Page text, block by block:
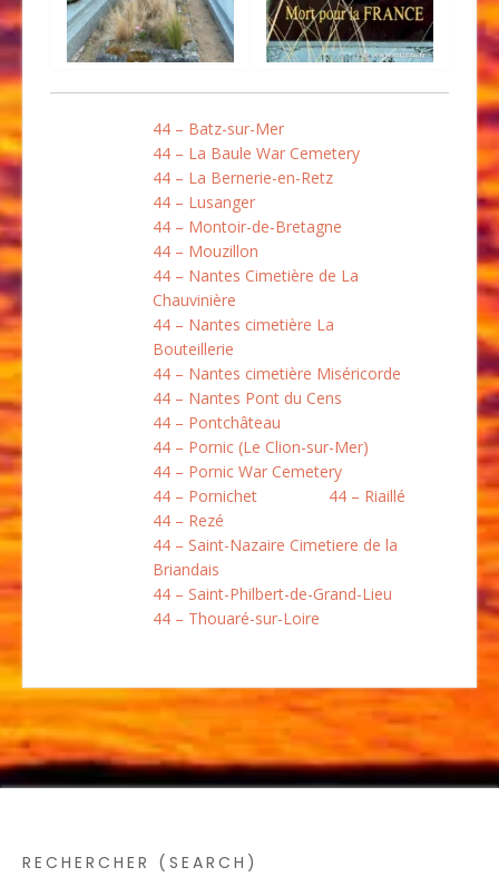
44 – Batz-sur-Mer
44 – La Baule War Cemetery
44 – La Bernerie-en-Retz
44 – Lusanger
44 – Montoir-de-Bretagne
44 – Mouzillon
44 – Nantes Cimetière de La
Chauvinière
44 – Nantes cimetière La
Bouteillerie
44 – Nantes cimetière Miséricorde
44 – Nantes Pont du Cens
44 – Pontchâteau
44 – Pornic (Le Clion-sur-Mer)
44 – Pornic War Cemetery
44 – Pornichet
44 – Riaillé
44 – Rezé
44 – Saint-Nazaire Cimetiere de la
Briandais
44 – Saint-Philbert-de-Grand-Lieu
44 – Thouaré-sur-Loire
RECHERCHER (SEARCH)